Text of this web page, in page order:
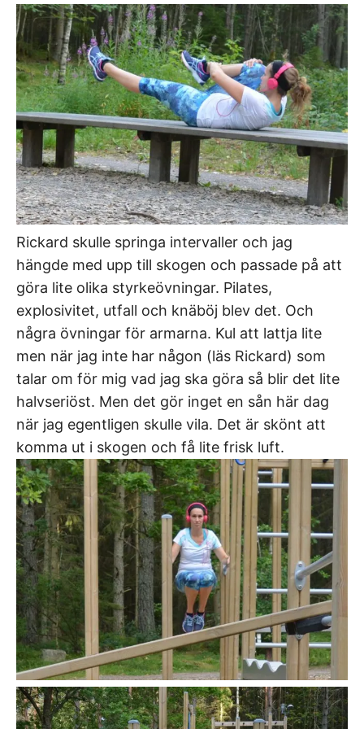
Rickard skulle springa intervaller och jag
hängde med upp till skogen och passade på att
göra lite olika styrkeövningar. Pilates,
explosivitet, utfall och knäböj blev det. Och
några övningar för armarna. Kul att lattja lite
men när jag inte har någon (läs Rickard) som
talar om för mig vad jag ska göra så blir det lite
halvseriöst. Men det gör inget en sån här dag
när jag egentligen skulle vila. Det är skönt att
komma ut i skogen och få lite frisk luft.